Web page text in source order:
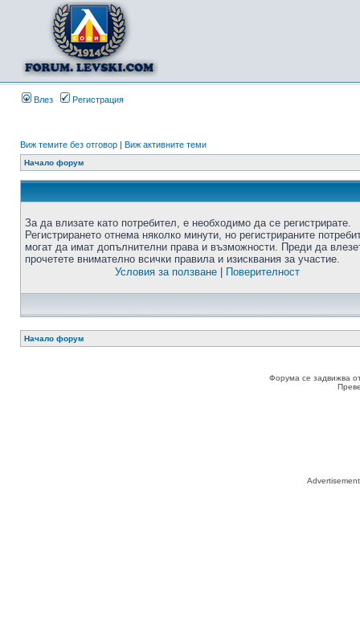
Влез Регистрация
Виж темите без отговор | Виж активните теми
Начало форум
За да влизате като потребител, е необходимо да се регистрирате.
Регистрирането отнема няколко минути, но регистрираните
могат да имат допълнителни права и възможности. Преди да
прочетете внимателно всички правила и изисквания за участие.
Условия за ползване| Поверителност
Начало форум
Форума се задвижва